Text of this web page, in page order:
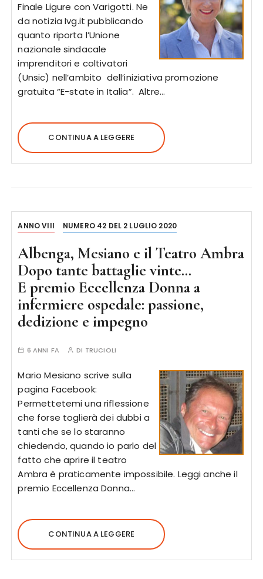
Finale Ligure con Varigotti. Ne
da notizia Ivg.it pubblicando
quanto riporta l’Unione
nazionale sindacale
imprenditori e coltivatori
(Unsic) nell’ambito dell’iniziativa promozione
gratuita “E-state in Italia”. Altre…
CONTINUA A LEGGERE
ANNO VIII NUMERO 42 DEL 2 LUGLIO 2020
Albenga, Mesiano e il Teatro Ambra
Dopo tante battaglie vinte…
E premio Eccellenza Donna a
infermiere ospedale: passione,
dedizione e impegno
6 ANNI FA DI TRUCIOLI
Mario Mesiano scrive sulla
pagina Facebook:
Permettetemi una riflessione
che forse toglierà dei dubbi a
tanti che se lo staranno
chiedendo, quando io parlo del
fatto che aprire il teatro
Ambra è praticamente impossibile. Leggi anche il
premio Eccellenza Donna…
CONTINUA A LEGGERE